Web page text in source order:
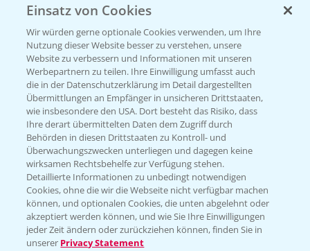
Beratung auf WhatsApp
T.+49 (0)174 346 564 1
KONTAKT
Hilfe in Notfällen
T.+49 (0)214/30-20220
Folgen Sie uns
Einsatz von Cookies
Wir würden gerne optionale Cookies verwenden, um Ihre
Nutzung dieser Website besser zu verstehen, unsere
Website zu verbessern und Informationen mit unseren
Werbepartnern zu teilen. Ihre Einwilligung umfasst auch
die in der Datenschutzerklärung im Detail dargestellten
Übermittlungen an Empfänger in unsicheren Drittstaaten,
wie insbesondere den USA. Dort besteht das Risiko, dass
Ihre derart übermittelten Daten dem Zugriff durch
Behörden in diesen Drittstaaten zu Kontroll- und
Überwachungszwecken unterliegen und dagegen keine
wirksamen Rechtsbehelfe zur Verfügung stehen.
Detaillierte Informationen zu unbedingt notwendigen
Cookies, ohne die wir die Webseite nicht verfügbar machen
können, und optionalen Cookies, die unten abgelehnt oder
akzeptiert werden können, und wie Sie Ihre Einwilligungen
jeder Zeit ändern oder zurückziehen können, finden Sie in
unserer Privacy Statement